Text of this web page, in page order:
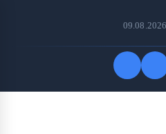
09.08.2026